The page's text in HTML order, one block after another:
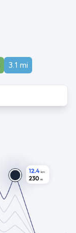
3.1 mi